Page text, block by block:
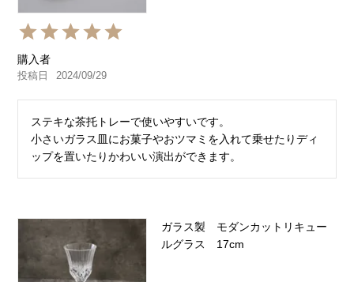
購入者
投稿日 2024/09/29
ステキな茶托トレーで使いやすいです。
小さいガラス皿にお菓子やおツマミを入れて乗せたりディ
ップを置いたりかわいい演出ができます。
ガラス製 モダンカットリキュー
ルグラス 17cm